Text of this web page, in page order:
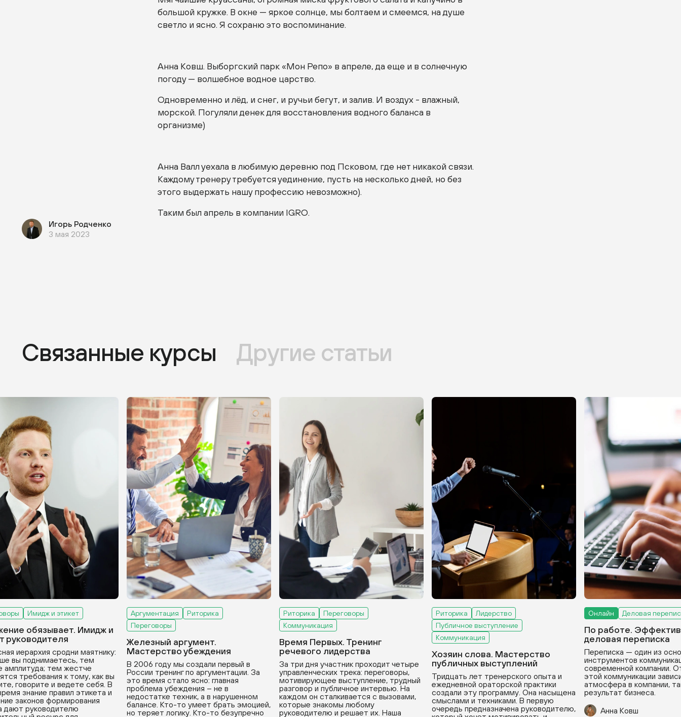
большой кружке. В окне — яркое солнце, мы болтаем и смеемся, на душе
светло и ясно. Я сохраню это воспоминание.
Анна Ковш. Выборгский парк «Мон Репо» в апреле, да еще и в солнечную
погоду — волшебное водное царство.
Одновременно и лёд, и снег, и ручьи бегут, и залив. И воздух - влажный,
морской. Погуляли денек для восстановления водного баланса в
организме)
Анна Валл уехала в любимую деревню под Псковом, где нет никакой связи.
Каждому тренеру требуется уединение, пусть на несколько дней, но без
этого выдержать нашу профессию невозможно).
Таким был апрель в компании IGRO.
Игорь Родченко
3 мая 2023
Связанные курсы Другие статьи
Имидж и этикет
обязывает. Имидж и
руководителя
иерархия сродни маятнику:
вы поднимаетесь, тем
амплитуда; тем жестче
требования к тому, как вы
говорите и ведете себя. В
знание правил этикета и
законов формирования
дают руководителю
Аргументация
Риторика
Переговоры
Железный аргумент.
Мастерство убеждения
В 2006 году мы создали первый в
России тренинг по аргументации. За
это время стало ясно: главная
проблема убеждения – не в
недостатке техник, а в нарушенном
балансе. Кто-то умеет брать эмоцией,
но теряет логику. Кто-то безупречно
Риторика
Переговоры
Коммуникация
Время Первых. Тренинг
речевого лидерства
За три дня участник проходит четыре
управленческих трека: переговоры,
мотивирующее выступление, трудный
разговор и публичное интервью. На
каждом он сталкивается с вызовами,
которые знакомы любому
руководителю и решает их. Наша
Риторика
Лидерство
Публичное выступление
Коммуникация
Хозяин слова. Мастерство
публичных выступлений
Тридцать лет тренерского опыта и
ежедневной ораторской практики
создали эту программу. Она насыщена
смыслами и техниками. В первую
очередь предназначена руководителю,
Онлайн Деловая
По работе.
деловая переписка
Переписка — один из
инструментов
современной компании.
этой коммуникации
атмосфера в компании,
результат бизнеса.
Анна Ковш